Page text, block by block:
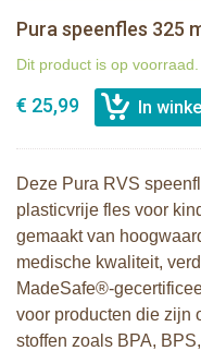
Pura speenfles 325
Dit product is op
€ 25,99
Deze Pura RVS
plasticvrije fles voor
gemaakt van
medische kwaliteit,
MadeSafe®-
voor producten die zijn
stoffen zoals BPA,